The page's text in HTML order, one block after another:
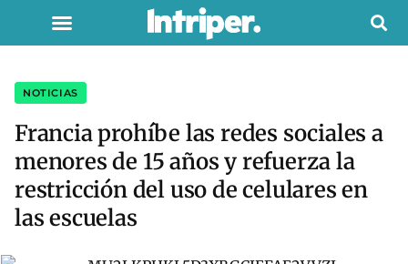
NOTICIAS
Francia prohíbe las redes sociales a
menores de 15 años y refuerza la
restricción del uso de celulares en
las escuelas